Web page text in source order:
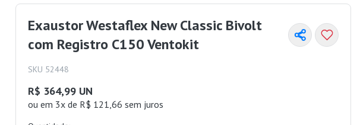
Exaustor Westaflex New Classic Bivolt
com Registro C150 Ventokit
SKU 52448
R$ 364,99 UN
ou em 3x de R$ 121,66 sem juros